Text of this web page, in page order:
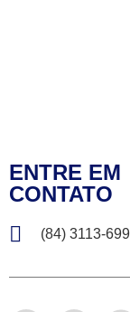
ENTRE EM
CONTATO
(84) 3113-